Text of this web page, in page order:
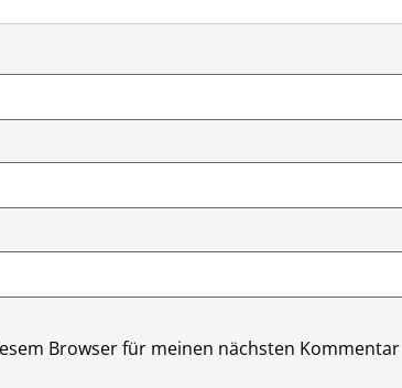
Browser für meinen nächsten Kommentar